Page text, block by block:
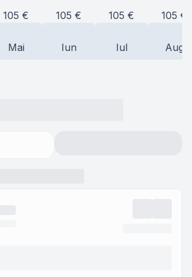
105 €
Mai
105 €
Iun
105 €
Iul
105 €
Aug